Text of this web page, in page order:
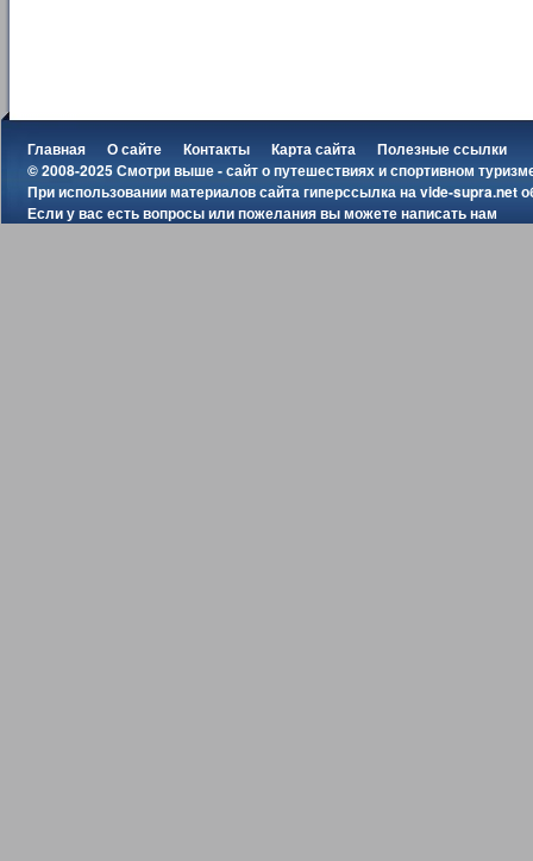
Главная О сайте Контакты Карта сайта
Полезные ссылки
© 2008-2025 Смотри выше - сайт о путешествиях и спортивном
При использовании материалов сайта гиперссылка наvide-supra.net
Если у вас есть вопросы или пожелания вы можетенаписать нам